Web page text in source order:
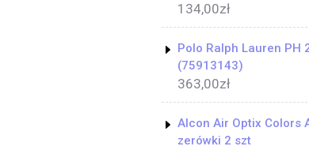
134,00zł
Polo Ralph Lauren PH
(75913143)
363,00zł
Alcon Air Optix Colors
zerówki 2 szt